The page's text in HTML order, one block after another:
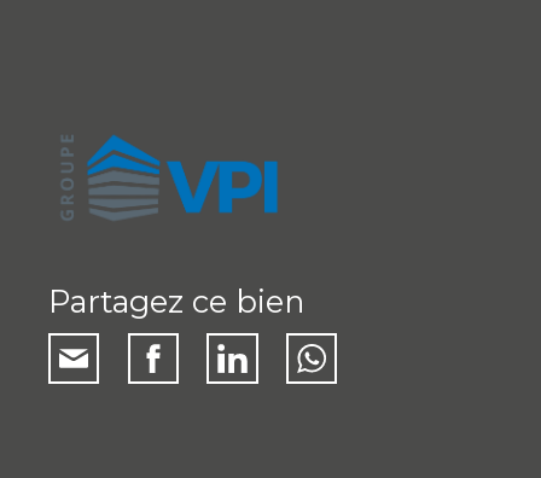
Partagez ce bien